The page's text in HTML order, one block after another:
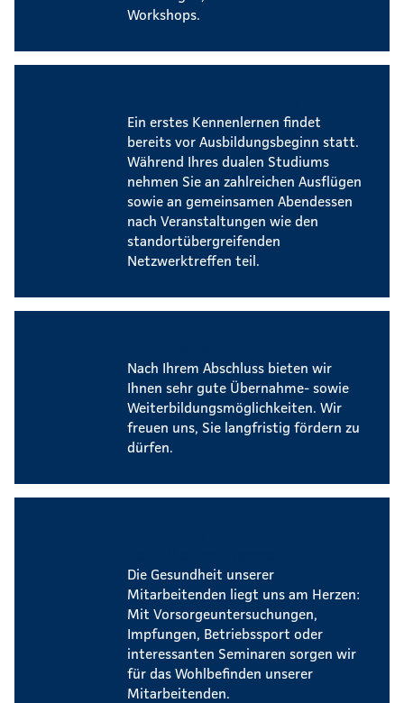
Workshops.
Ein erstes Kennenlernen findet
bereits vor Ausbildungsbeginn statt.
Während Ihres dualen Studiums
nehmen Sie an zahlreichen Ausflügen
sowie an gemeinsamen Abendessen
nach Veranstaltungen wie den
standortübergreifenden
Netzwerktreffen teil.
Nach Ihrem Abschluss bieten wir
Ihnen sehr gute Übernahme- sowie
Weiterbildungsmöglichkeiten. Wir
freuen uns, Sie langfristig fördern zu
dürfen.
Die Gesundheit unserer
Mitarbeitenden liegt uns am Herzen:
Mit Vorsorgeuntersuchungen,
Impfungen, Betriebssport oder
interessanten Seminaren sorgen wir
für das Wohlbefinden unserer
Mitarbeitenden.